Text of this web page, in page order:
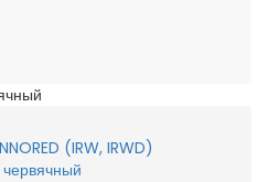
(IRW, IRWD)